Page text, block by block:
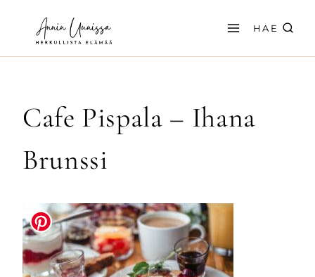
sisältöön
HAE
Cafe Pispala – Ihana
Brunssi